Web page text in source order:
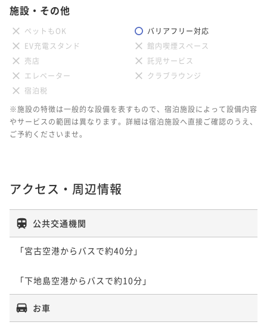
施設・その他
ペットもOK
バリアフリー対応
EV充電スタンド
館内喫煙スペース
売店
託児サービス
エレベーター
クラブラウンジ
宿泊税
※施設の特徴は一般的な設備を表すもので、宿泊施設によって設備内容
やサービスの範囲は異なります。詳細は宿泊施設へ直接ご確認のうえ、
ご予約くださいませ。
アクセス・周辺情報
公共交通機関
「宮古空港からバスで約40分」
「下地島空港からバスで約10分」
お車